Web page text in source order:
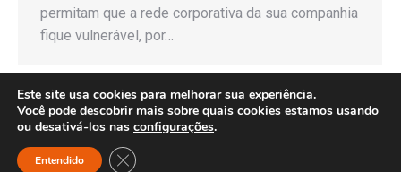
permitam que a rede corporativa da sua companhia
fique vulnerável, por…
Copyright © 2026 - Any Consulting - Todos os direitos reservados.
Este site usa cookies para melhorar sua experiência.
Você pode descobrir mais sobre quais cookies estamos usando
ou desativá-los nas configurações.
Entendido Close GDPR Cookie Banner